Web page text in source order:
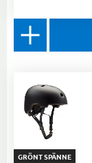
GRÖNT SPÄNNE